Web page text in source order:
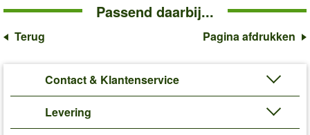
Passend daarbij...
Terug Pagina afdrukken
Contact & Klantenservice
Levering